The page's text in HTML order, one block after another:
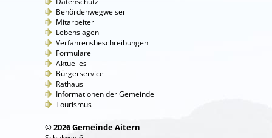
Behördenwegweiser
Mitarbeiter
Lebenslagen
Verfahrensbeschreibungen
Formulare
Aktuelles
Bürgerservice
Rathaus
Informationen der Gemeinde
Tourismus
© 2026 Gemeinde Aitern